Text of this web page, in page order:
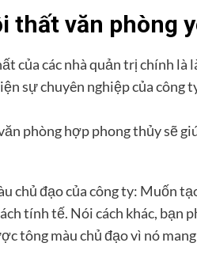
thất văn phòng
của các nhà quản trị chính là
sự chuyên nghiệp của công
phòng hợp phong thủy sẽ
chủ đạo của công ty: Muốn
tính tế. Nói cách khác, bạn
tông màu chủ đạo vì nó